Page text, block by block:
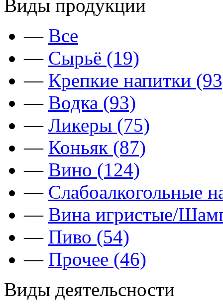
Виды продукции
— Все
— Сырьё (19)
— Крепкие напитки
— Водка (93)
— Ликеры (75)
— Коньяк (87)
— Вино (124)
— Слабоалкогольные
— Вина игристые/
— Пиво (54)
— Прочее (46)
Виды деятельсности